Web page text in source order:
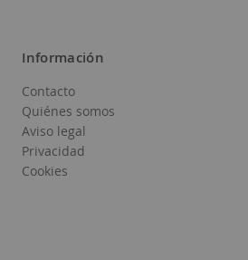
Añadir
a
la
Información
Contacto
Quiénes somos
Aviso legal
Privacidad
Cookies